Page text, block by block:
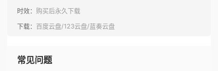
时效： 购买后永久下载
下载： 百度云盘/123云盘/蓝奏云盘
常见问题